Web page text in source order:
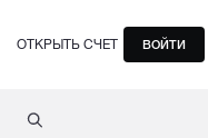
ОТКРЫТЬ СЧЕТ ВОЙТИ